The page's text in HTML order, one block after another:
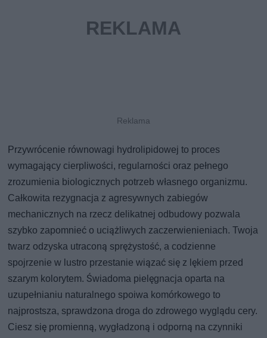
Przywrócenie równowagi hydrolipidowej to proces
wymagający cierpliwości, regularności oraz pełnego
zrozumienia biologicznych potrzeb własnego organizmu.
Całkowita rezygnacja z agresywnych zabiegów
mechanicznych na rzecz delikatnej odbudowy pozwala
szybko zapomnieć o uciążliwych zaczerwienieniach. Twoja
twarz odzyska utraconą sprężystość, a codzienne
spojrzenie w lustro przestanie wiązać się z lękiem przed
szarym kolorytem. Świadoma pielęgnacja oparta na
uzupełnianiu naturalnego spoiwa komórkowego to
najprostsza, sprawdzona droga do zdrowego wyglądu cery.
Ciesz się promienną, wygładzoną i odporną na czynniki